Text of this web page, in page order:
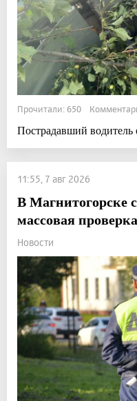
Прочитали: 650
Пострадавший водитель
11:55, 7 авг 2026
В Магнитогорске
массовая
Новости